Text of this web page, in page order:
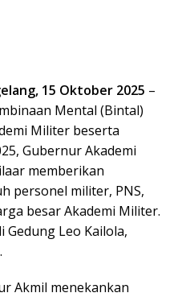
15 Oktober 2025 –
Mental (Bintal)
Militer beserta
Gubernur Akademi
memberikan
personel militer, PNS,
besar Akademi Militer.
Leo Kailola,
Akmil menekankan